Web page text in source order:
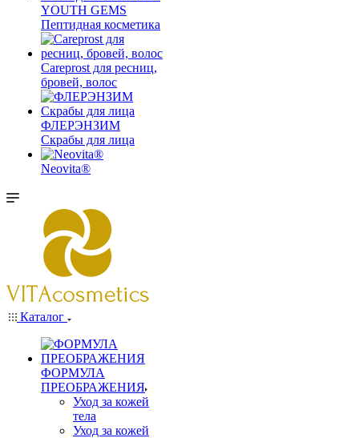
YOUTH GEMS
Пептидная косметика
Careprost для ресниц,
бровей, волос
ФЛЕРЭНЗИМ
Скрабы для лица
Neovita®
Каталог
ФОРМУЛА
ПРЕОБРАЖЕНИЯ
Уход за кожей
тела
Уход за кожей